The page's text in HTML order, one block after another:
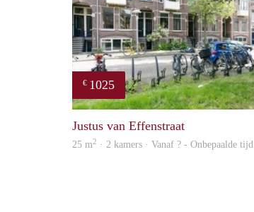
€ 1025
Justus van Effenstraat
25 m2 · 2 kamers · Vanaf ? - Onbepaalde tijd